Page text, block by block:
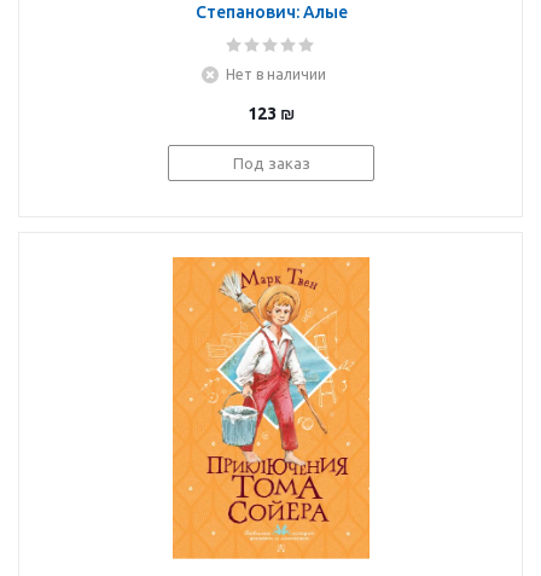
Степанович: Алые
паруса. Повести
Нет в наличии
123 ₪
Под заказ